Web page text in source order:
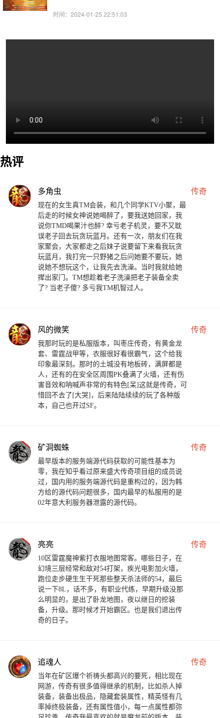
时间：2024-01-25 22:51:03
热评
多角虫 传奇
现在的女生真TM会装，和几个同学KTV小聚，最
后走的时候女神说她喝醉了，要我送她回家，我
说你TMD喝果汁也醉? 幸亏老子机灵，要不又耽
误老子回去玩贪玩蓝月。还有一次，朋友们在我
家聚会，大家都走之后妹子说要留下来看我玩贪
玩蓝月，我打完一只野猪之后问她要不要玩，她
说她不想玩这个，让我先去洗澡。当时我就给她
撵出家门。TM想趁着老子洗澡把老子装备全卖
了? 当老子傻? 多亏我TM机智过人。
风的微笑 传奇
我那时玩的是私服版本，叫枣庄传奇，有黄金龙
套、雷霆战甲等，衣服很好看很霸气，这个给我
印象最深刻。那时的土城没有地板砖，满屏都是
人，还有的在安全区周围PK叠满了火墙，还有伤
害音效和呐喊声非常的有特色[呆]这就是传奇，可
惜回不去了[大哭]，后来陆陆续续的玩了各种版
本，自己也开过SF。
矿洞蜘蛛 传奇
最早版本的服务端源代码获取的可能性基本为
零，我在知乎看过原来盛大传奇项目组的成员说
过，国内用的服务端源代码是重构过的，因为韩
方给的源代码问题很多，国内最早的私服用的是
02年意大利服务器泄露的源代码。
亮亮 传奇
10区雷霆魔神紫打衣服地图常客。哪些日子，在
幻境三层经常和敌对54打架，疾光电影加火墙，
跑位走步硬生生干死那些整天杀法师的54，最后
说一下8L，话不多，有职业代练，早期升级没那
么明显的，是出了卧龙地图，夜以继日的挖装
备，升级。那时候才开始霸区。也是我们退出传
奇的日子。
追魂人 传奇
当年在矿区爆个祈祷头都高兴的要死，相比现在
网游，传奇有很多值得继承的机制，比如杀人掉
装备，装备出极品，隐藏套装属性，精英怪有几
率掉终极装备，还有属性值小，每一点属性都弥